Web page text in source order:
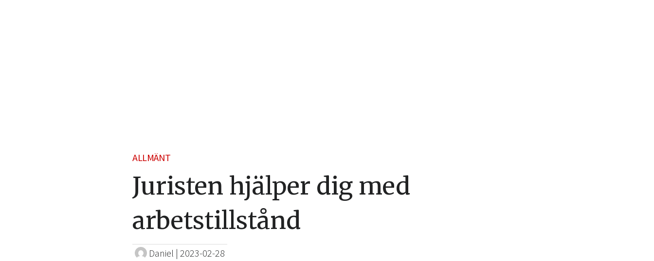
ALLMÄNT
Juristen hjälper dig med
arbetstillstånd
Daniel | 2023-02-28